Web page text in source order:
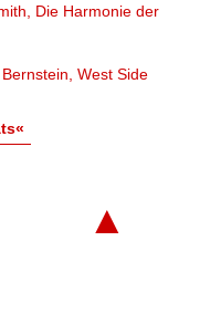
Die Harmonie der
West Side
▲